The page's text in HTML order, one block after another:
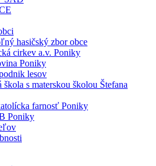
hasičský zbor obce
cirkev a.v. Poniky
Poniky
lesov
škola s materskou školou Štefana
farnosť Poniky
Poniky